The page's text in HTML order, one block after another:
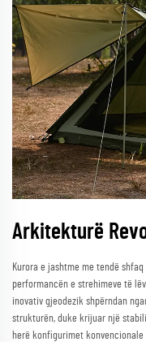
Arkitekturë
Kurora e jashtme me tendë
performancën e strehimeve të
inovativ gjeodezik shpërndan
strukturën, duke krijuar një
herë konfigurimet